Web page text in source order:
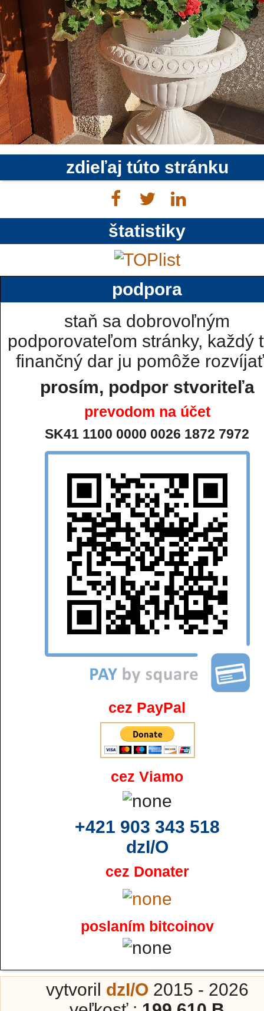
zdieľaj túto stránku
štatistiky
podpora
staň sa dobrovoľným
podporovateľom stránky, každý
finančný dar ju pomôže
prosím, podpor stvoriteľa
prevodom na účet
SK41 1100 0000 0026 1872 7972
cez PayPal
cez Viamo
+421 903 343 518
dzI/O
cez Donater
poslaním bitcoinov
vytvoril dzI/O 2015 - 2026